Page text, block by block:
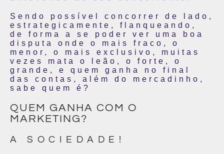
Sendo possível concorrer de lado,
estrategicamente, flanqueando,
de forma a se poder ver uma boa
disputa onde o mais fraco, o
menor, o mais exclusivo, muitas
vezes mata o leão, o forte, o
grande, e quem ganha no final
das contas, além do mercadinho,
sabe quem é?
QUEM GANHA COM O
MARKETING?
A SOCIEDADE!